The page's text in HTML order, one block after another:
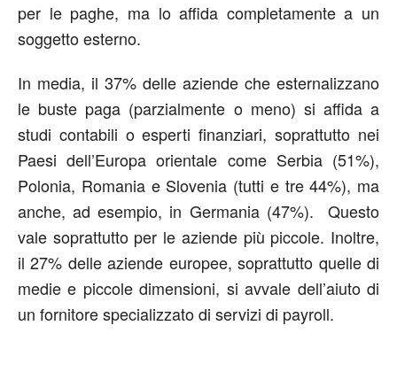
per le paghe, ma lo affida completamente a un
soggetto esterno.
In media, il 37% delle aziende che esternalizzano
le buste paga (parzialmente o meno) si affida a
studi contabili o esperti finanziari, soprattutto nei
Paesi dell’Europa orientale come Serbia (51%),
Polonia, Romania e Slovenia (tutti e tre 44%), ma
anche, ad esempio, in Germania (47%). Questo
vale soprattutto per le aziende più piccole. Inoltre,
il 27% delle aziende europee, soprattutto quelle di
medie e piccole dimensioni, si avvale dell’aiuto di
un fornitore specializzato di servizi di payroll.